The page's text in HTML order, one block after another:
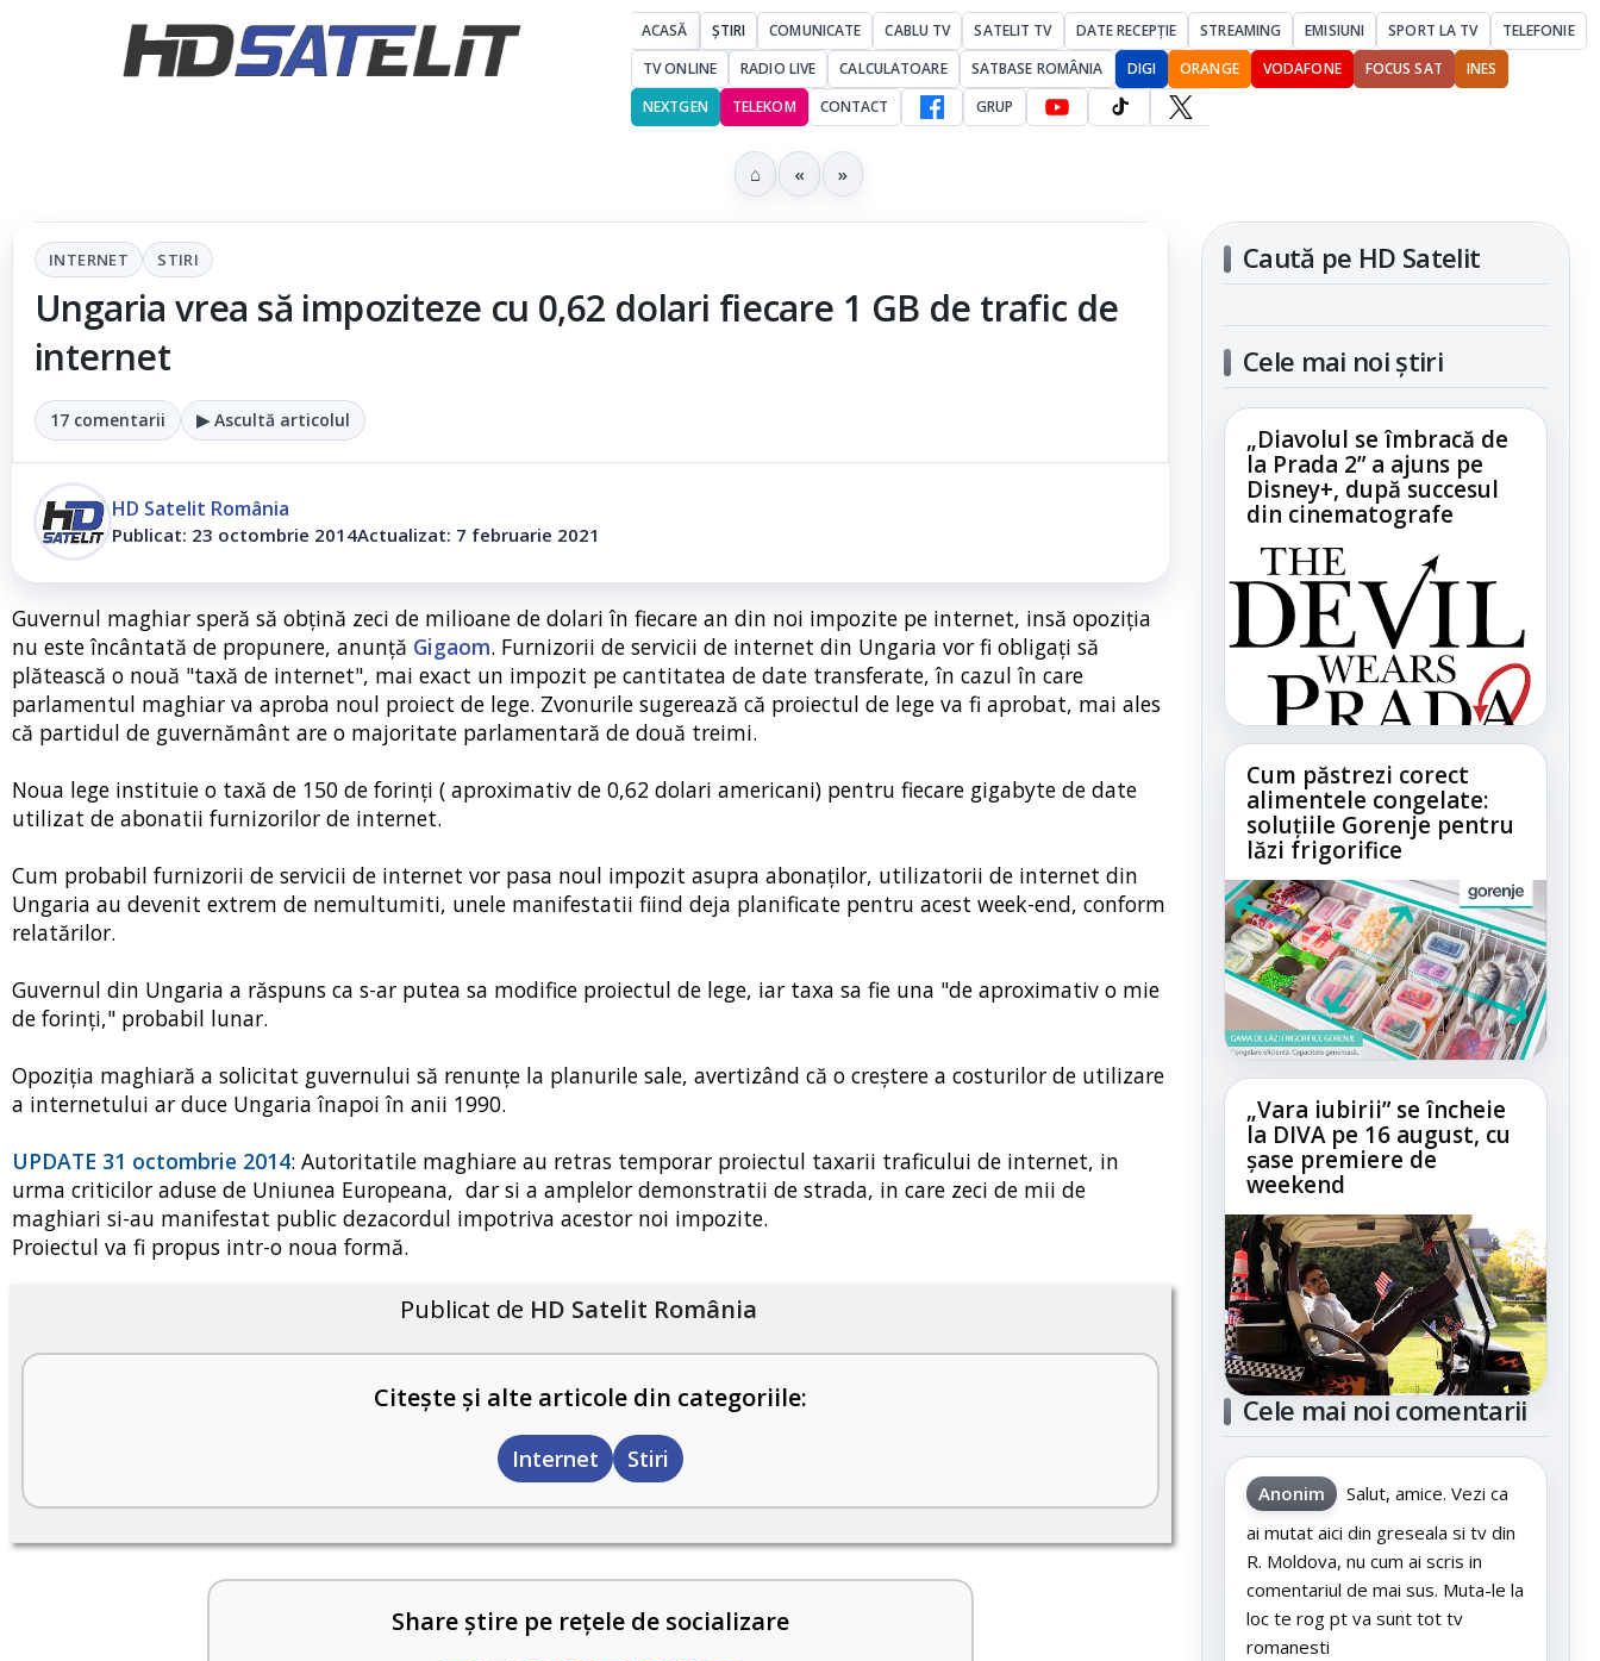
ACASĂ ȘTIRI COMUNICATE CABLU TV SATELIT TV DATE RECEPȚIE STREAMING EMISIUNI SPORT LA TV
TELEFONIE
TV ONLINE
RADIO LIVE CALCULATOARE SATBASE ROMÂNIA DIGI ORANGE VODAFONE FOCUS SAT
INES
NEXTGEN
TELEKOM CONTACT GRUP
⌂ « »
INTERNET STIRI
Ungaria vrea să impoziteze cu 0,62 dolari fiecare 1 GB de trafic de
internet
17 comentarii ▶ Ascultă articolul
HD Satelit România
Publicat: 23 octombrie 2014Actualizat: 7 februarie 2021
Guvernul maghiar speră să obțină zeci de milioane de dolari în fiecare an din noi impozite pe internet, insă opoziția
nu este încântată de propunere, anunță Gigaom. Furnizorii de servicii de internet din Ungaria vor fi obligați să
plătească o nouă "taxă de internet", mai exact un impozit pe cantitatea de date transferate, în cazul în care
parlamentul maghiar va aproba noul proiect de lege. Zvonurile sugerează că proiectul de lege va fi aprobat, mai ales
că partidul de guvernământ are o majoritate parlamentară de două treimi.
Noua lege instituie o taxă de 150 de forinți ( aproximativ de 0,62 dolari americani) pentru fiecare gigabyte de date
utilizat de abonatii furnizorilor de internet.
Cum probabil furnizorii de servicii de internet vor pasa noul impozit asupra abonaților, utilizatorii de internet din
Ungaria au devenit extrem de nemultumiti, unele manifestatii fiind deja planificate pentru acest week-end, conform
relatărilor.
Guvernul din Ungaria a răspuns ca s-ar putea sa modifice proiectul de lege, iar taxa sa fie una "de aproximativ o mie
de forinți," probabil lunar.
Opoziția maghiară a solicitat guvernului să renunțe la planurile sale, avertizând că o creștere a costurilor de utilizare
a internetului ar duce Ungaria înapoi în anii 1990.
UPDATE 31 octombrie 2014: Autoritatile maghiare au retras temporar proiectul taxarii traficului de internet, in
urma criticilor aduse de Uniunea Europeana, dar si a amplelor demonstratii de strada, in care zeci de mii de
maghiari si-au manifestat public dezacordul impotriva acestor noi impozite.
Proiectul va fi propus intr-o noua formă.
Publicat de HD Satelit România
Citește și alte articole din categoriile:
Internet Stiri
Share știre pe rețele de socializare
Caută pe HD Satelit
Cele mai noi știri
„Diavolul se îmbracă de
la Prada 2” a ajuns pe
Disney+, după succesul
din cinematografe
Cum păstrezi corect
alimentele congelate:
soluțiile Gorenje pentru
lăzi frigorifice
„Vara iubirii” se încheie
la DIVA pe 16 august, cu
șase premiere de
weekend
Cele mai noi comentarii
Anonim
Salut, amice. Vezi ca
ai mutat aici din greseala si tv din
R. Moldova, nu cum ai scris in
comentariul de mai sus. Muta-le la
loc te rog pt va sunt tot tv
romanesti